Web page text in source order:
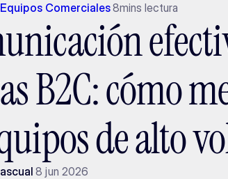
Comerciales8mins lectura
B2C: cómo
de alto
8 jun 2026